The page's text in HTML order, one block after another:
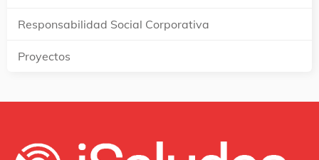
Responsabilidad Social Corporativa
Proyectos